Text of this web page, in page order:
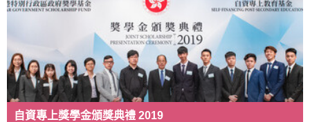
自資專上獎學金頒獎典禮 2019